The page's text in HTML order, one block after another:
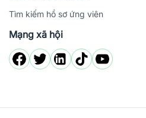
Tìm kiếm hồ sơ ứng viên
Mạng xã hội